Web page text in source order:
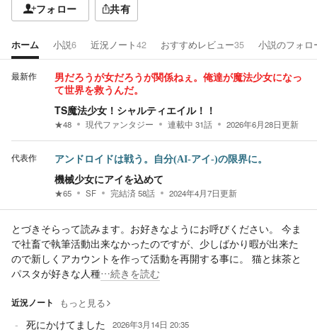
フォロー 共有
ホーム 小説6 近況ノート42 おすすめレビュー35 小説のフォロ
最新作
男だろうが女だろうが関係ねぇ。俺達が魔法少女になっ
て世界を救うんだ。
TS魔法少女！シャルティエイル！！
★48 現代ファンタジー 連載中 31話 2026年6月28日更新
代表作 アンドロイドは戦う。自分(AI-アイ-)の限界に。
機械少女にアイを込めて
★65 SF 完結済58話 2024年4月7日更新
とづきそらって読みます。お好きなようにお呼びください。 今ま
で社畜で執筆活動出来なかったのですが、少しばかり暇が出来た
ので新しくアカウントを作って活動を再開する事に。 猫と抹茶と
パスタが好きな人種…続きを読む
近況ノート もっと見る
死にかけてました 2026年3月14日 20:35